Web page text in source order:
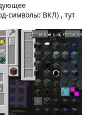
символы: ВКЛ) , тут